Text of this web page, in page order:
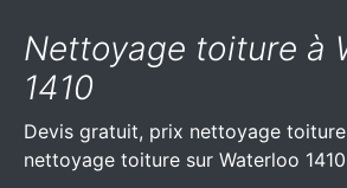
Nettoyage toiture à
1410
Devis gratuit, prix nettoyage
nettoyage toiture sur Waterloo 1410